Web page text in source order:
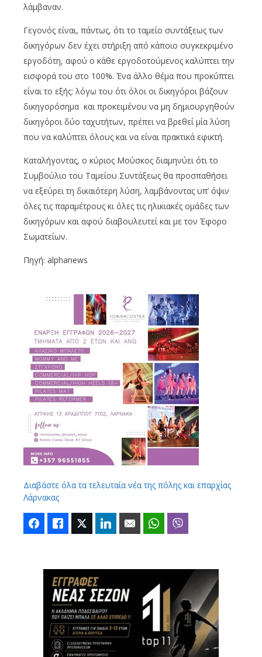
λάμβαναν.
Γεγονός είναι, πάντως, ότι το ταμείο συντάξεως των
δικηγόρων δεν έχει στήριξη από κάποιο συγκεκριμένο
εργοδότη, αφού ο κάθε εργοδοτούμενος καλύπτει την
εισφορά του στο 100%. Ένα άλλο θέμα που προκύπτει
είναι το εξής: λόγω του ότι όλοι οι δικηγόροι βάζουν
δικηγορόσημα και προκειμένου να μη δημιουργηθούν
δικηγόροι δύο ταχυτήτων, πρέπει να βρεθεί μία λύση
που να καλύπτει όλους και να είναι πρακτικά εφικτή.
Καταλήγοντας, ο κύριος Μούσκος διαμηνύει ότι το
Συμβούλιο του Ταμείου Συντάξεως θα προσπαθήσει
να εξεύρει τη δικαιότερη λύση, λαμβάνοντας υπ’ όψιν
όλες τις παραμέτρους κι όλες τις ηλικιακές ομάδες των
δικηγόρων και αφού διαβουλευτεί και με τον Έφορο
Σωματείων.
Πηγή: alphanews
Διαβάστε όλα τα τελευταία νέα της πόλης και επαρχίας
Λάρνακας
FacebookLike Twitter LinkedIn Email WhatsApp